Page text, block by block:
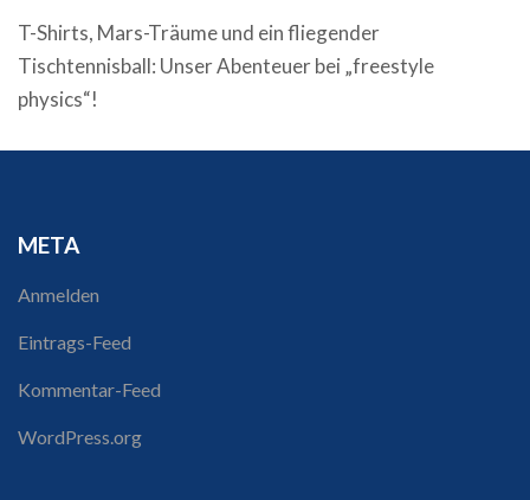
T-Shirts, Mars-Träume und ein fliegender
Tischtennisball: Unser Abenteuer bei „freestyle
physics“!
META
Anmelden
Eintrags-Feed
Kommentar-Feed
WordPress.org